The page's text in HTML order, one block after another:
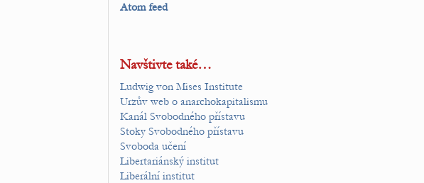
Atom feed
Navštivte také…
Ludwig von Mises Institute
Urzův web o anarchokapitalismu
Kanál Svobodného přístavu
Stoky Svobodného přístavu
Svoboda učení
Libertariánský institut
Liberální institut